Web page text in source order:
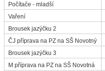
Počítače - mladší
Vaření
Brousek jazýčku 2
ČJ příprava na PZ na SŠ Novotný
Brousek jazýčku 3
M příprava na PZ na SŠ Novotná